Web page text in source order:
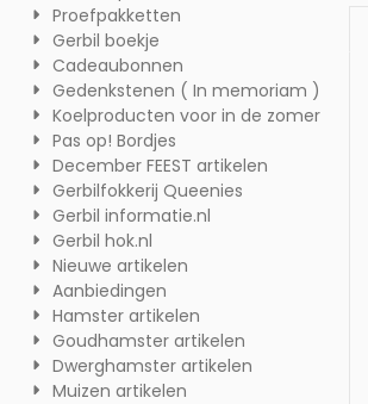
Proefpakketten
Gerbil boekje
Cadeaubonnen
Gedenkstenen ( In memoriam )
Koelproducten voor in de zomer
Pas op! Bordjes
December FEEST artikelen
Gerbilfokkerij Queenies
Gerbil informatie.nl
Gerbil hok.nl
Nieuwe artikelen
Aanbiedingen
Hamster artikelen
Goudhamster artikelen
Dwerghamster artikelen
Muizen artikelen